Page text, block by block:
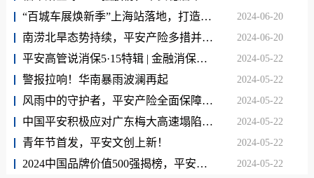
“百城车展焕新季”上海站落地，打造“三省”客户体验节 2024-06-20
南涝北旱态势持续，平安产险多措并举做好防汛抗旱工作 2024-06-20
平安高管说消保5·15特辑 | 金融消保在身边 保障权益防风险 2024-05-22
警报拉响！华南暴雨波澜再起 2024-05-22
风雨中的守护者，平安产险全面保障客户抵御暴雨侵袭 2024-05-22
中国平安积极应对广东梅大高速塌陷灾害 2024-05-22
青年节首发，平安文创上新！ 2024-05-22
2024中国品牌价值500强揭榜，平安升！升！升！ 2024-05-22